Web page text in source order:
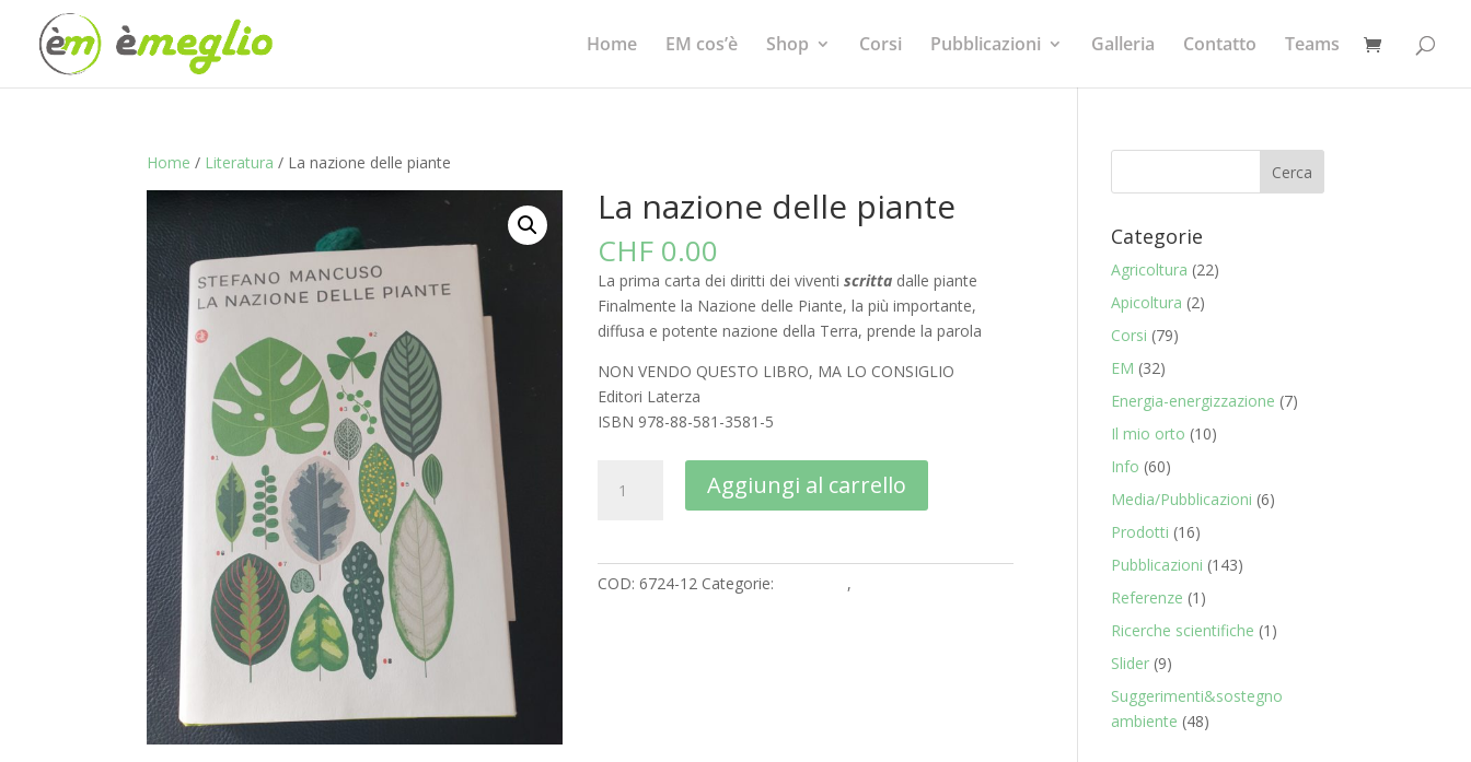
Home EM cos’è Shop Corsi Pubblicazioni Galleria Contatto Teams
Home / Literatura / La nazione delle piante
La nazione delle piante
CHF 0.00
La prima carta dei diritti dei viventiscritta dalle piante
Finalmente la Nazione delle Piante, la più importante,
diffusa e potente nazione della Terra, prende la parola
NON VENDO QUESTO LIBRO, MA LO CONSIGLIO
Editori Laterza
ISBN 978-88-581-3581-5
nazione
Aggiungi al carrello
COD:6724-12 Categorie: ,
Categorie
Agricoltura (22)
Apicoltura (2)
Corsi (79)
EM (32)
Energia-energizzazione (7)
Il mio orto (10)
Info (60)
Media/Pubblicazioni (6)
Prodotti (16)
Pubblicazioni (143)
Referenze (1)
Ricerche scientifiche (1)
Slider (9)
Suggerimenti&sostegno
ambiente (48)